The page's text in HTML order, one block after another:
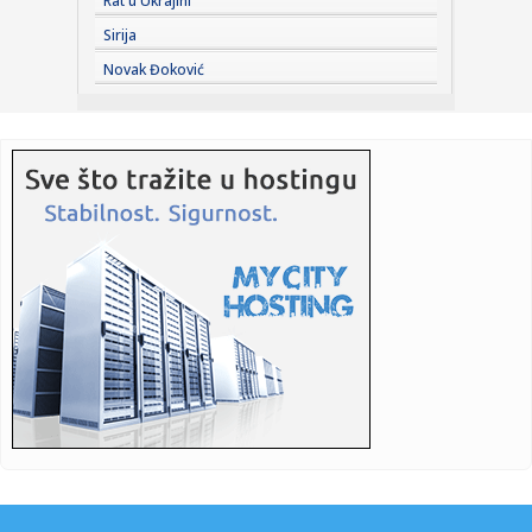
21:53:Šok u SAD-u: Izgubili 23.000 radnih mesta
21:45: Jokić čeka Vembanjamu, znaju se i cene karata za
košarkaški s...
21:42:
advokat ...
21:41:Veliki preokret Srbije – Rusija pala posle pet setova
21:41:Srbija sa Hrvatskom u Zagrebu za finale Svetskog
prvenstva!
21:36:NOVI PAZAR BEZ STRAHA NA MARAKANI: Pandurović ističe
– „Cil...
Sirija
Novak Đoković